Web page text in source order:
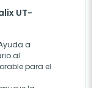
UT-
a
al
para el